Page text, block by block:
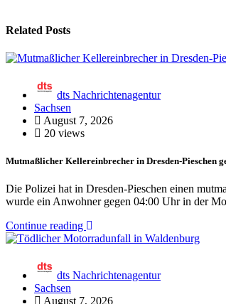
Related Posts
dts Nachrichtenagentur
Sachsen
August 7, 2026
20 views
Mutmaßlicher Kellereinbrecher in Dresden-Pieschen
Die Polizei hat in Dresden-Pieschen einen
wurde ein Anwohner gegen 04:00 Uhr in der
Continue reading
dts Nachrichtenagentur
Sachsen
August 7, 2026